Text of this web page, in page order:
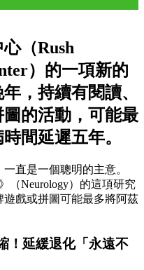
（Rush
）的一項新的
，持續有閱讀、
的活動，可能最
間延遲五年。
直是一個聰明的主意。
（Neurology）的這項研究
戲或拼圖可能最多將阿茲
！延緩退化「永遠不